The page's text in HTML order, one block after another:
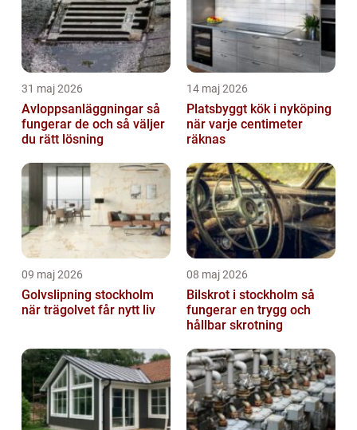
31 maj 2026
Avloppsanläggningar så
fungerar de och så väljer
du rätt lösning
14 maj 2026
Platsbyggt kök i nyköping
när varje centimeter
räknas
09 maj 2026
Golvslipning stockholm
när trägolvet får nytt liv
08 maj 2026
Bilskrot i stockholm så
fungerar en trygg och
hållbar skrotning